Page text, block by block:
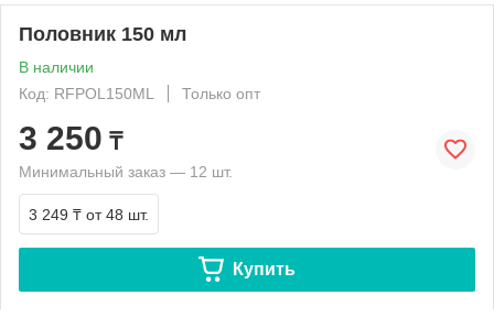
Половник 150 мл
В наличии
Код: RFPOL150ML
Только опт
3 250 ₸
Минимальный заказ — 12 шт.
3 249 ₸ от 48 шт.
Купить